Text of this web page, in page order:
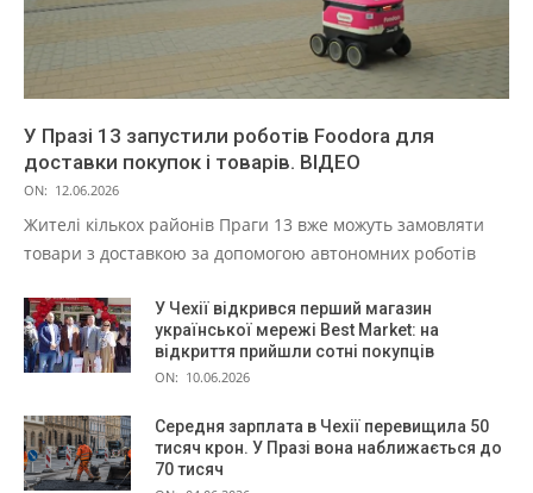
У Празі 13 запустили роботів Foodora для
доставки покупок і товарів. ВІДЕО
ON: 12.06.2026
Жителі кількох районів Праги 13 вже можуть замовляти
товари з доставкою за допомогою автономних роботів
У Чехії відкрився перший магазин
української мережі Best Market: на
відкриття прийшли сотні покупців
ON: 10.06.2026
Середня зарплата в Чехії перевищила 50
тисяч крон. У Празі вона наближається до
70 тисяч